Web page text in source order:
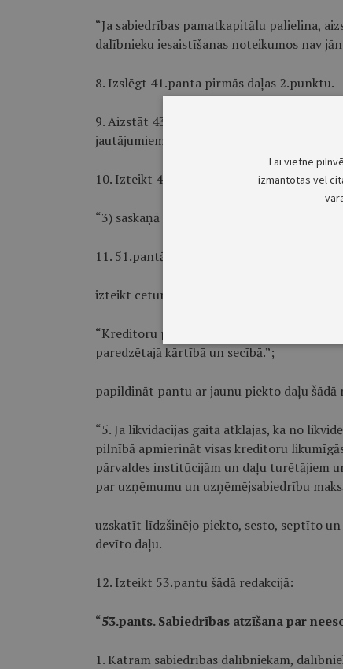
“Ja sabiedrības pamatkapitālu palielina,
dalībnieku iesaistīšanas noteikumos nav
8. Izslēgt 41.panta pirmās daļas 2.punktu.
9. Aizstāt 43.panta otrajā daļā vārdus “šā
jautājumiem” ar vārdiem “šā likuma
10. Izteikt 49.panta pirmās daļas 3.punktu
“3) saskaņā ar likumu par uzņēmumu un
11. 51.pantā:
izteikt ceturtās daļas otro teikumu šādā
“Kreditoru prasījumi apmierināmi likumā
paredzētajā kārtībā un secībā.”;
papildināt pantu ar jaunu piekto daļu šādā
“5. Ja likvidācijas gaitā atklājas, ka no
pilnībā apmierināt visas kreditoru
pārvaldes institūcijām un daļu turētājiem
par uzņēmumu un uzņēmējsabiedrību
uzskatīt līdzšinējo piekto, sesto, septīto
devīto daļu.
12. Izteikt 53.pantu šādā redakcijā:
“53.pants. Sabiedrības atzīšana par
1. Katram sabiedrības dalībniekam,
Lai vietne
izmantotas vēl